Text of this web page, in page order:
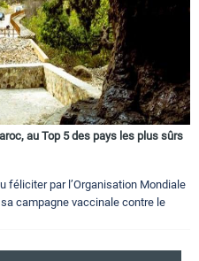
au Top 5 des pays les plus sûrs
féliciter par l’Organisation Mondiale
campagne vaccinale contre le